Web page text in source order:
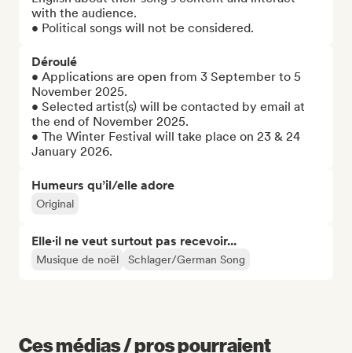
with the audience.
• Political songs will not be considered.
Déroulé
• Applications are open from 3 September to 5
November 2025.
• Selected artist(s) will be contacted by email at
the end of November 2025.
• The Winter Festival will take place on 23 & 24
January 2026.
Humeurs qu’il/elle adore
Original
Elle·il ne veut surtout pas recevoir...
Musique de noël Schlager/German Song
Ces médias / pros pourraient